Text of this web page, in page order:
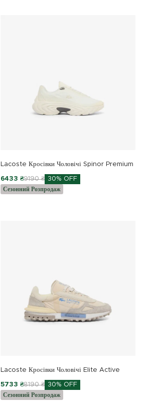
Lacoste Кросівки Чоловічі Spinor Premium
6433 ₴9190 ₴ 30% OFF
Сезонний Розпродаж
Lacoste Кросівки Чоловічі Elite Active
5733 ₴8190 ₴ 30% OFF
Сезонний Розпродаж